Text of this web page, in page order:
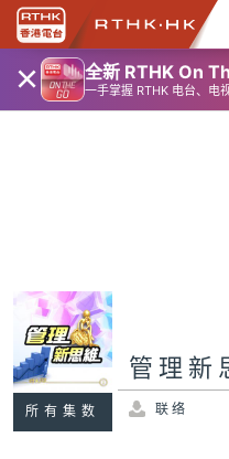
× 全新 RTHK On
一手掌握 RTHK 电台、电
所有集数
管理新
联络